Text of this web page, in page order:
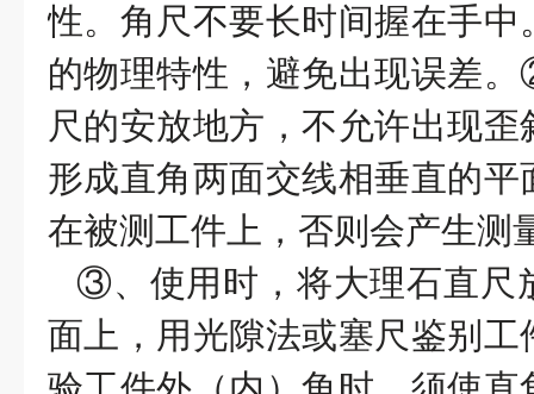
性。角尺不要长时间握在手
的物理特性，避免出现误差
尺的安放地方，不允许出现
形成直角两面交线相垂直的
在被测工件上，否则会产生测
③、使用时，将大理石直尺
面上，用光隙法或塞尺鉴别